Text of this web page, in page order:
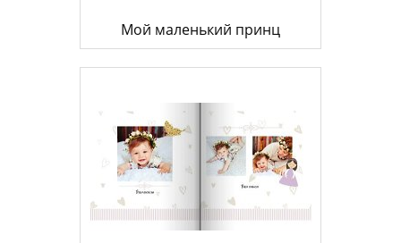
Мой маленький принц